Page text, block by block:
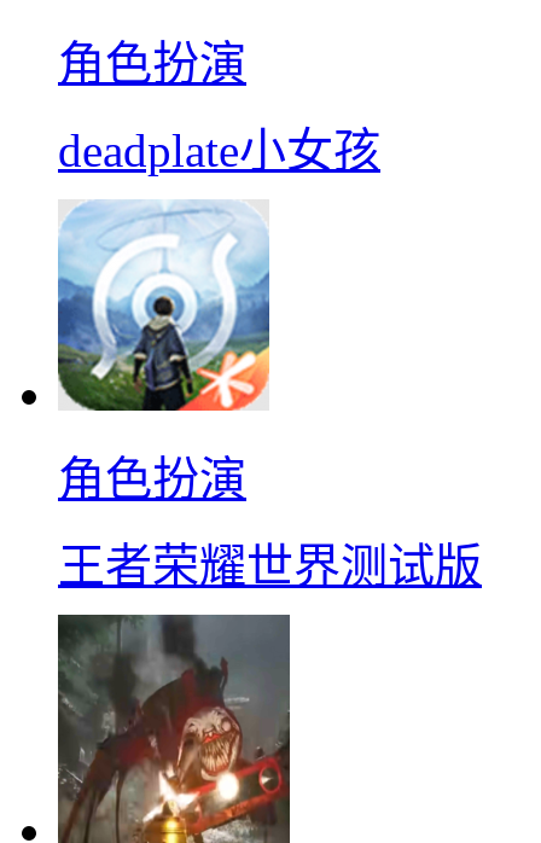
角色扮演
deadplate小女孩
角色扮演
王者荣耀世界测试版